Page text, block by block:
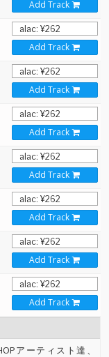
Add Track
Add Track
Add Track
Add Track
Add Track
Add Track
Add Track
Add Track
アーティスト達、